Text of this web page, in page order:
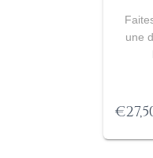
une
€